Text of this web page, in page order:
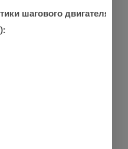
шагового двигателя